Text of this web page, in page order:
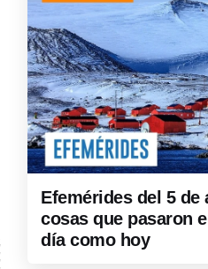
Efemérides del 5 de
cosas que pasaron
día como hoy